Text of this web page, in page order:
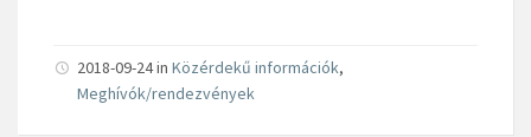
2018-09-24 in Közérdekű információk,
Meghívók/rendezvények